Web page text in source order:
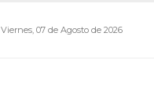
Viernes, 07 de Agosto de 2026